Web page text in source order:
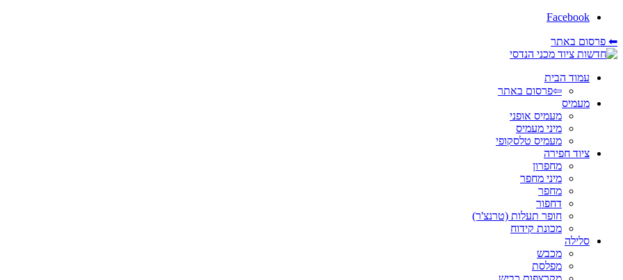
Facebook
⬅ פרסום באתר
עמוד הבית
⇦פרסום באתר
מעמיס
מעמיס אופני
מיני מעמיס
מעמיס טלסקופי
ציוד חפירה
מחפרון
מיני מחפר
מחפר
דחפור
חופר תעלות (טרנצ'ר)
מכונת קידוח
סלילה
מכבש
מפלסת